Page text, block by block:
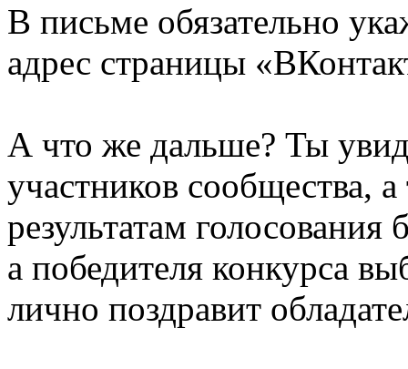
В письме обязательно
адрес страницы
А что же дальше? Ты
участников сообщества,
результатам голосования
а победителя конкурса
лично поздравит